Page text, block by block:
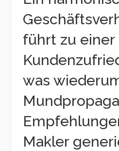
führt zu einer
was
Makler